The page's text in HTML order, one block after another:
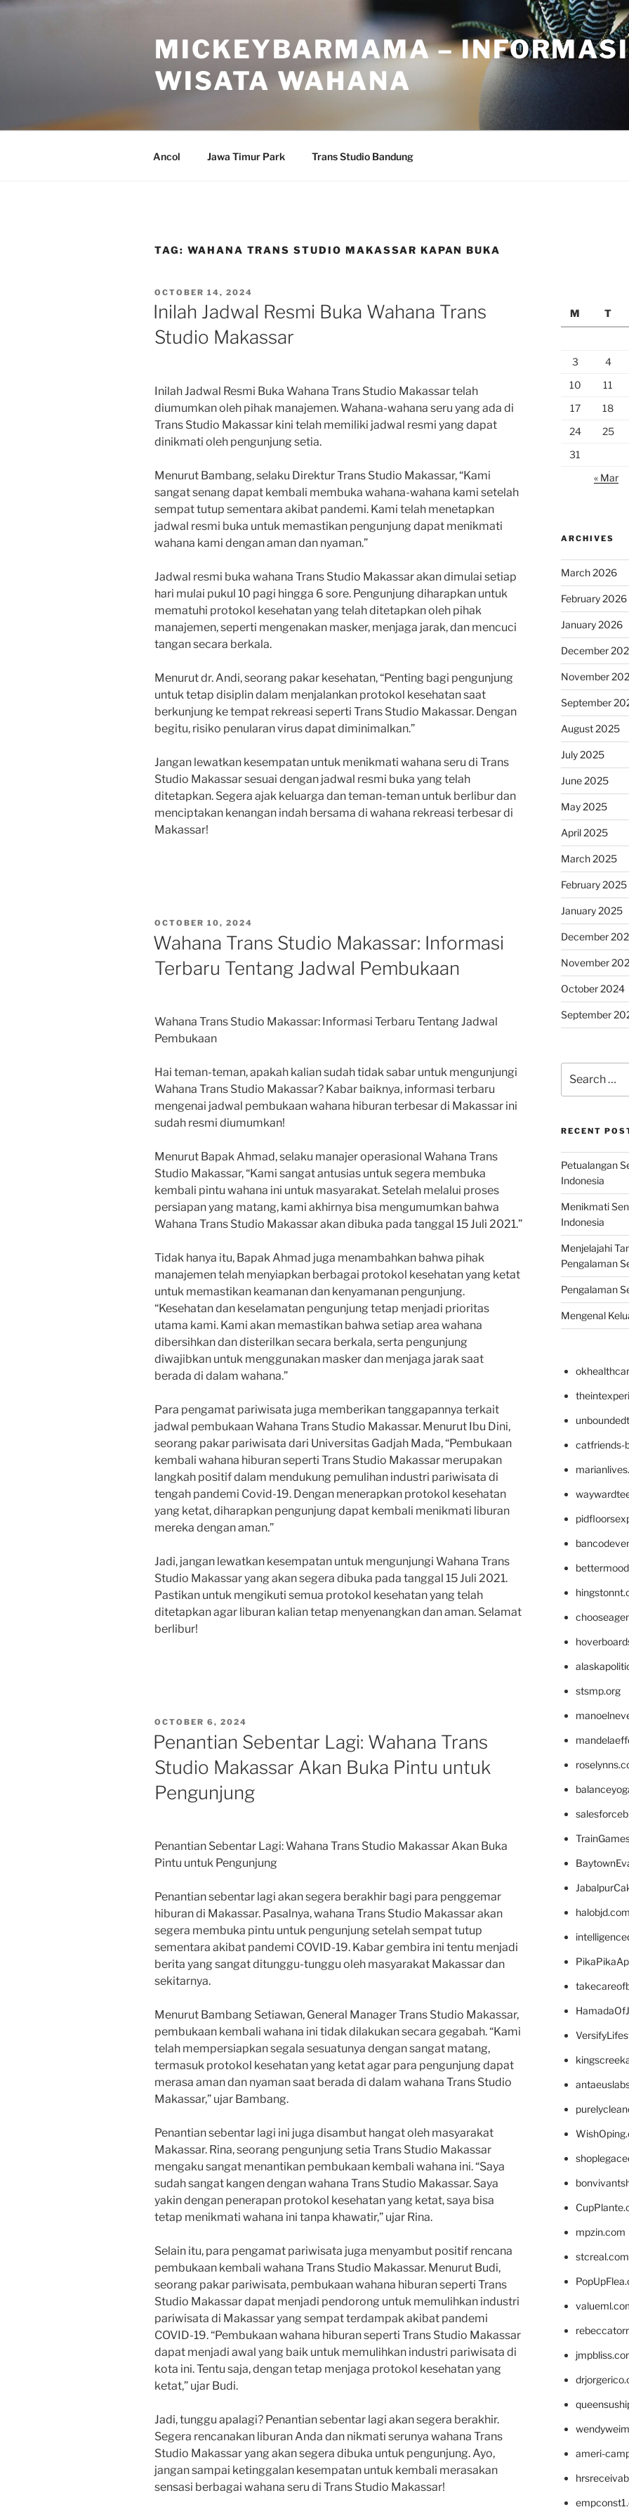
Skip
MICKEYBARMAMA –
WISATA WAHANA
Ancol Jawa Timur Park Trans Studio Bandung
TAG: WAHANA TRANS STUDIO MAKASSAR KAPAN BUKA
POSTED
ON
OCTOBER 14, 2024
Inilah Jadwal Resmi Buka Wahana Trans
Studio Makassar
Inilah Jadwal Resmi Buka Wahana Trans Studio Makassar telah
diumumkan oleh pihak manajemen. Wahana-wahana seru yang ada di
Trans Studio Makassar kini telah memiliki jadwal resmi yang dapat
dinikmati oleh pengunjung setia.
Menurut Bambang, selaku Direktur Trans Studio Makassar, “Kami
sangat senang dapat kembali membuka wahana-wahana kami setelah
sempat tutup sementara akibat pandemi. Kami telah menetapkan
jadwal resmi buka untuk memastikan pengunjung dapat menikmati
wahana kami dengan aman dan nyaman.”
Jadwal resmi buka wahana Trans Studio Makassar akan dimulai setiap
hari mulai pukul 10 pagi hingga 6 sore. Pengunjung diharapkan untuk
mematuhi protokol kesehatan yang telah ditetapkan oleh pihak
manajemen, seperti mengenakan masker, menjaga jarak, dan mencuci
tangan secara berkala.
Menurut dr. Andi, seorang pakar kesehatan, “Penting bagi pengunjung
untuk tetap disiplin dalam menjalankan protokol kesehatan saat
berkunjung ke tempat rekreasi seperti Trans Studio Makassar. Dengan
begitu, risiko penularan virus dapat diminimalkan.”
Jangan lewatkan kesempatan untuk menikmati wahana seru di Trans
Studio Makassar sesuai dengan jadwal resmi buka yang telah
ditetapkan. Segera ajak keluarga dan teman-teman untuk berlibur dan
menciptakan kenangan indah bersama di wahana rekreasi terbesar di
Makassar!
POSTED
OCTOBER 10, 2024
Wahana Trans Studio Makassar: Informasi
Terbaru Tentang Jadwal Pembukaan
Wahana Trans Studio Makassar: Informasi Terbaru Tentang Jadwal
Pembukaan
Hai teman-teman, apakah kalian sudah tidak sabar untuk mengunjungi
Wahana Trans Studio Makassar? Kabar baiknya, informasi terbaru
mengenai jadwal pembukaan wahana hiburan terbesar di Makassar ini
sudah resmi diumumkan!
Menurut Bapak Ahmad, selaku manajer operasional Wahana Trans
Studio Makassar, “Kami sangat antusias untuk segera membuka
kembali pintu wahana ini untuk masyarakat. Setelah melalui proses
persiapan yang matang, kami akhirnya bisa mengumumkan bahwa
Wahana Trans Studio Makassar akan dibuka pada tanggal 15 Juli 2021.”
Tidak hanya itu, Bapak Ahmad juga menambahkan bahwa pihak
manajemen telah menyiapkan berbagai protokol kesehatan yang ketat
untuk memastikan keamanan dan kenyamanan pengunjung.
“Kesehatan dan keselamatan pengunjung tetap menjadi prioritas
utama kami. Kami akan memastikan bahwa setiap area wahana
dibersihkan dan disterilkan secara berkala, serta pengunjung
diwajibkan untuk menggunakan masker dan menjaga jarak saat
berada di dalam wahana.”
Para pengamat pariwisata juga memberikan tanggapannya terkait
jadwal pembukaan Wahana Trans Studio Makassar. Menurut Ibu Dini,
seorang pakar pariwisata dari Universitas Gadjah Mada, “Pembukaan
kembali wahana hiburan seperti Trans Studio Makassar merupakan
langkah positif dalam mendukung pemulihan industri pariwisata di
tengah pandemi Covid-19. Dengan menerapkan protokol kesehatan
yang ketat, diharapkan pengunjung dapat kembali menikmati liburan
mereka dengan aman.”
Jadi, jangan lewatkan kesempatan untuk mengunjungi Wahana Trans
Studio Makassar yang akan segera dibuka pada tanggal 15 Juli 2021.
Pastikan untuk mengikuti semua protokol kesehatan yang telah
ditetapkan agar liburan kalian tetap menyenangkan dan aman. Selamat
berlibur!
POSTED
ON
OCTOBER 6, 2024
Penantian Sebentar Lagi: Wahana Trans
Studio Makassar Akan Buka Pintu untuk
Pengunjung
Penantian Sebentar Lagi: Wahana Trans Studio Makassar Akan Buka
Pintu untuk Pengunjung
Penantian sebentar lagi akan segera berakhir bagi para penggemar
hiburan di Makassar. Pasalnya, wahana Trans Studio Makassar akan
segera membuka pintu untuk pengunjung setelah sempat tutup
sementara akibat pandemi COVID-19. Kabar gembira ini tentu menjadi
berita yang sangat ditunggu-tunggu oleh masyarakat Makassar dan
sekitarnya.
Menurut Bambang Setiawan, General Manager Trans Studio Makassar,
pembukaan kembali wahana ini tidak dilakukan secara gegabah. “Kami
telah mempersiapkan segala sesuatunya dengan sangat matang,
termasuk protokol kesehatan yang ketat agar para pengunjung dapat
merasa aman dan nyaman saat berada di dalam wahana Trans Studio
Makassar,” ujar Bambang.
Penantian sebentar lagi ini juga disambut hangat oleh masyarakat
Makassar. Rina, seorang pengunjung setia Trans Studio Makassar
mengaku sangat menantikan pembukaan kembali wahana ini. “Saya
sudah sangat kangen dengan wahana Trans Studio Makassar. Saya
yakin dengan penerapan protokol kesehatan yang ketat, saya bisa
tetap menikmati wahana ini tanpa khawatir,” ujar Rina.
Selain itu, para pengamat pariwisata juga menyambut positif rencana
pembukaan kembali wahana Trans Studio Makassar. Menurut Budi,
seorang pakar pariwisata, pembukaan wahana hiburan seperti Trans
Studio Makassar dapat menjadi pendorong untuk memulihkan industri
pariwisata di Makassar yang sempat terdampak akibat pandemi
COVID-19. “Pembukaan wahana hiburan seperti Trans Studio Makassar
dapat menjadi awal yang baik untuk memulihkan industri pariwisata di
kota ini. Tentu saja, dengan tetap menjaga protokol kesehatan yang
ketat,” ujar Budi.
Jadi, tunggu apalagi? Penantian sebentar lagi akan segera berakhir.
Segera rencanakan liburan Anda dan nikmati serunya wahana Trans
Studio Makassar yang akan segera dibuka untuk pengunjung. Ayo,
jangan sampai ketinggalan kesempatan untuk kembali merasakan
sensasi berbagai wahana seru di Trans Studio Makassar!
M
T
3
4
10
11
17
18
24
25
31
« Mar
ARCHIVES
March 2026
February 2026
January 2026
December
November
September
August 2025
July 2025
June 2025
May 2025
April 2025
March 2025
February 2025
January 2025
December
November
October 2024
September
for:
RECENT
Petualangan
Indonesia
Menikmati
Indonesia
Menjelajahi
Pengalaman
Pengalaman
Mengenal
catfriends-
stsmp.org
halobjd.com
mpzin.com
stcreal.com
ameri-